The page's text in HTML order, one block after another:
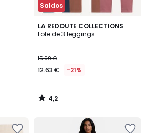
Saldos
LA REDOUTE COLLECTIONS
Lote de 3 leggings
15.99 €
12.63 € -21%
4,2
/ 5
4,2
/